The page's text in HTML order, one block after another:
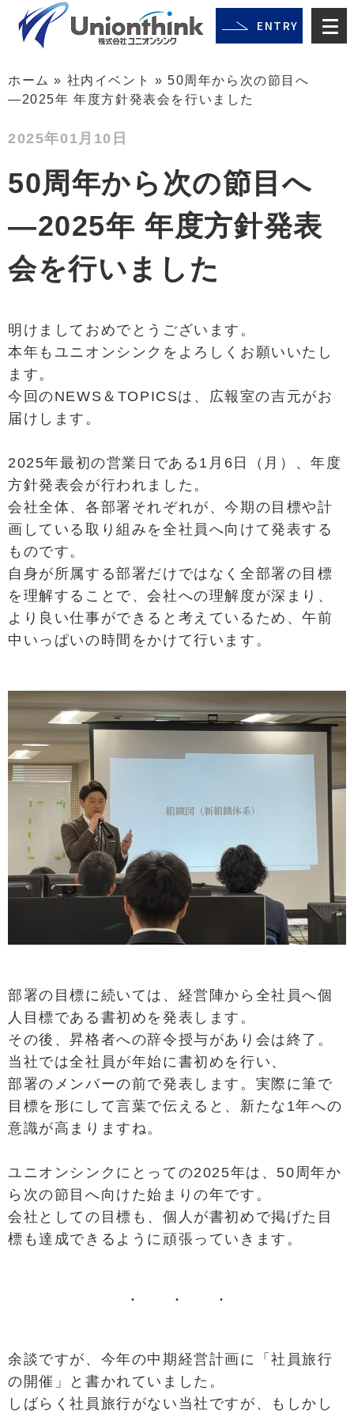
ENTRY
ホーム » 社内イベント »50周年から次の節目へ
―2025年 年度方針発表会を行いました
2025年01月10日
50周年から次の節目へ
―2025年 年度方針発表
会を行いました
明けましておめでとうございます。
本年もユニオンシンクをよろしくお願いいたし
ます。
今回のNEWS＆TOPICSは、広報室の吉元がお
届けします。
2025年最初の営業日である1月6日（月）、年度
方針発表会が行われました。
会社全体、各部署それぞれが、今期の目標や計
画している取り組みを全社員へ向けて発表する
ものです。
自身が所属する部署だけではなく全部署の目標
を理解することで、会社への理解度が深まり、
より良い仕事ができると考えているため、午前
中いっぱいの時間をかけて行います。
部署の目標に続いては、経営陣から全社員へ個
人目標である書初めを発表します。
その後、昇格者への辞令授与があり会は終了。
当社では全社員が年始に書初めを行い、
部署のメンバーの前で発表します。実際に筆で
目標を形にして言葉で伝えると、新たな1年への
意識が高まりますね。
ユニオンシンクにとっての2025年は、50周年か
ら次の節目へ向けた始まりの年です。
会社としての目標も、個人が書初めで掲げた目
標も達成できるように頑張っていきます。
余談ですが、今年の中期経営計画に「社員旅行
の開催」と書かれていました。
しばらく社員旅行がない当社ですが、もしかし